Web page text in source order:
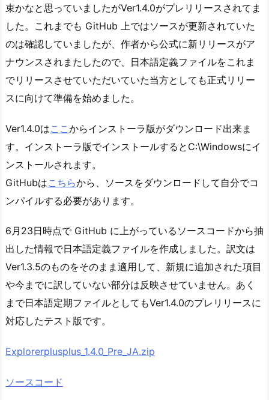
束かなと思っていましたがVer1.4.0がプレリリースされてま
した。これまでも GitHub 上ではソースが更新されていた
のは確認していましたが、作者から公式に新リリースがア
ナウンスされまたしたので、日本語定義ファイルをこれま
でリリースさせていただいていた当方としても正式リリー
スに向けて準備を始めました。
Ver1.4.0はここ からインストーラ版がダウンロード出来ま
す。インストーラ版でインストールするとC:\Windowsにイ
ンストールされます。
GitHubはこちらから、ソースをダウンロードして自分でコ
ンパイルする必要があります。
6月23日時点で GitHub に上がっているソースコードから抽
出した情報で日本語定義ファイルを作成しました。訳文は
Ver1.3.5のものをそのまま適用して、新規に追加された項目
や今までに訳していない部分は反映させていません。あく
まで日本語定期ファイルとしてもVer1.4.0のプレリリースに
対応したテスト版です。
Explorerplusplus_1.4.0_Pre_JA.zip
ソースコード